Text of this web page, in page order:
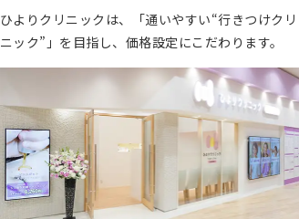
ひよりクリニックは、「通いやすい“行きつけクリ
ニック”」を目指し、価格設定にこだわります。